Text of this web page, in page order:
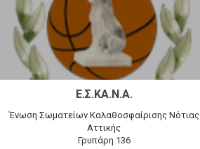
Ε.Σ.ΚΑ.Ν.Α.
Ένωση Σωματείων Καλαθοσφαίρισης Νότιας
Αττικής
Γρυπάρη 136